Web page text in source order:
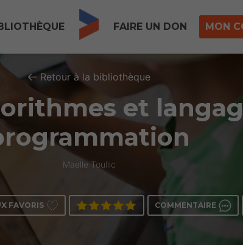
FAIRE UN DON MON
Retour à la bibliothèque
et
Maelle Toullic
FAVORIS COMMENTAIRE